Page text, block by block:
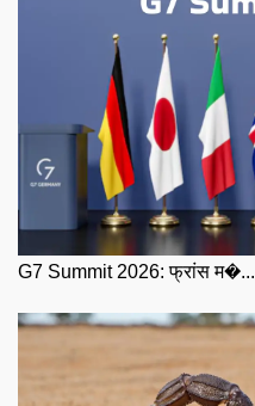
G7 Summit 2026: फ्रांस म�...